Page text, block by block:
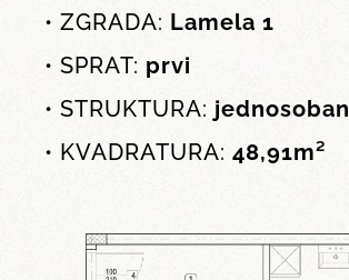
• ZGRADA: Lamela 1
• SPRAT: prvi
• STRUKTURA: jednosoban
• KVADRATURA: 48,91m²